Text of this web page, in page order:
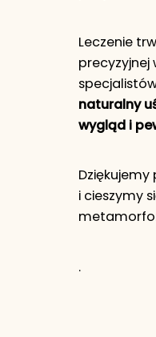
Leczenie
precyzyjnej
naturalny
wygląd i
i cieszymy
.